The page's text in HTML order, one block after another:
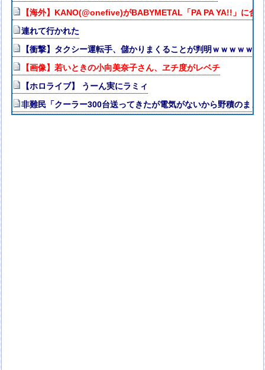
【海外】KANO(@onefive)がBABYMETAL「PA PA YA!!」に合
連れて行かれた
【衝撃】タクシー運転手、儲かりまくることが判明ｗｗｗｗｗ
【画像】若いときの小向美奈子さん、ヱチ度がレベチ
【ホロライブ】 うーん実にラミィ
非難民「クーラー300台送ってきたが電気がないから野積のまま